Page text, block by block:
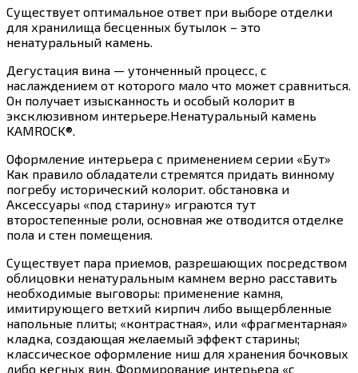
Существует оптимальное ответ при выборе отделки
для хранилища бесценных бутылок – это
ненатуральный камень.
Дегустация вина — утонченный процесс, с
наслаждением от которого мало что может сравниться.
Он получает изысканность и особый колорит в
эксклюзивном интерьере.Ненатуральный камень
KAMROCK®.
Оформление интерьера с применением серии «Бут»
Как правило обладатели стремятся придать винному
погребу исторический колорит. обстановка и
Аксессуары «под старину» играются тут
второстепенные роли, основная же отводится отделке
пола и стен помещения.
Существует пара приемов, разрешающих посредством
облицовки ненатуральным камнем верно расставить
необходимые выговоры: применение камня,
имитирующего ветхий кирпич либо выщербленные
напольные плиты; «контрастная», или «фрагментарная»
кладка, создающая желаемый эффект старины;
классическое оформление ниш для хранения бочковых
либо кегных вин. Формирование интерьера «с